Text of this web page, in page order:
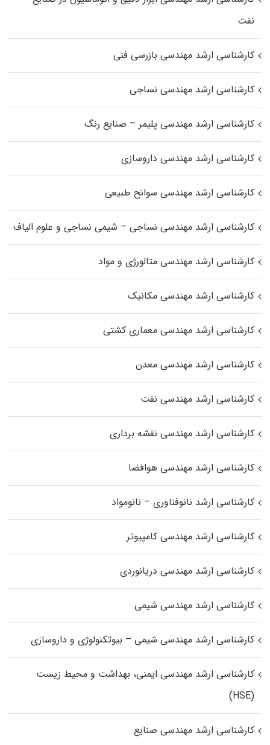
نفت
کارشناسی ارشد مهندسی بازرسی فنی
کارشناسی ارشد مهندسی نساجی
کارشناسی ارشد مهندسی پلیمر – صنایع رنگ
کارشناسی ارشد مهندسی داروسازی
کارشناسی ارشد مهندسی سوانح طبیعی
کارشناسی ارشد مهندسی نساجی – شیمی نساجی و علوم الیاف
کارشناسی ارشد مهندسی متالورژی و مواد
کارشناسی ارشد مهندسی مکانیک
کارشناسی ارشد مهندسی معماری کشتی
کارشناسی ارشد مهندسی معدن
کارشناسی ارشد مهندسی نفت
کارشناسی ارشد مهندسی نقشه برداری
کارشناسی ارشد مهندسی هوافضا
کارشناسی ارشد نانوفناوری – نانومواد
کارشناسی ارشد مهندسی کامپیوتر
کارشناسی ارشد مهندسی دریانوردی
کارشناسی ارشد مهندسی شیمی
کارشناسی ارشد مهندسی شیمی – بیوتکنولوژی و داروسازی
کارشناسی ارشد مهندسی ایمنی، بهداشت و محیط زیست
(HSE)
کارشناسی ارشد مهندسی صنایع